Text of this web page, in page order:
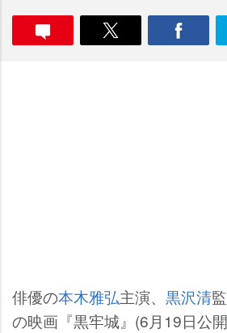
俳優の本木雅弘主演、 黒沢清
の映画『黒牢城』(6月19日公